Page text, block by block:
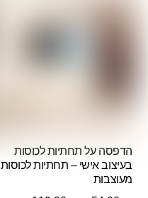
הדפסה על תחתיות לכוסות
בעיצוב אישי – תחתיות לכוסות
מעוצבות